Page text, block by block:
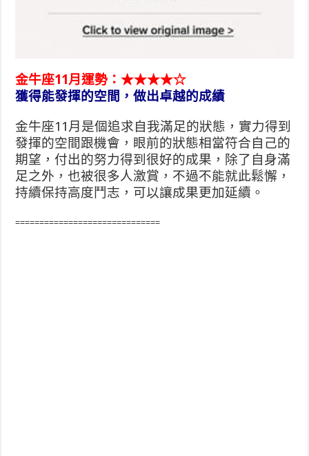
金牛座11月運勢：★★★★☆
獲得能發揮的空間，做出卓越的成績
金牛座11月是個追求自我滿足的狀態，實力得到
發揮的空間跟機會，眼前的狀態相當符合自己的
期望，付出的努力得到很好的成果，除了自身滿
足之外，也被很多人激賞，不過不能就此鬆懈，
持續保持高度鬥志，可以讓成果更加延續。
==============================